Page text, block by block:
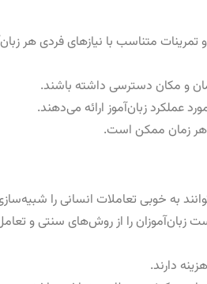
متناسب با نیازهای فردی هر
عملکرد زبان‌آموز ارائه می‌دهند.
هر زمان ممکن است.
به خوبی تعاملات انسانی را
را از روش‌های سنتی و تعامل
دارند.